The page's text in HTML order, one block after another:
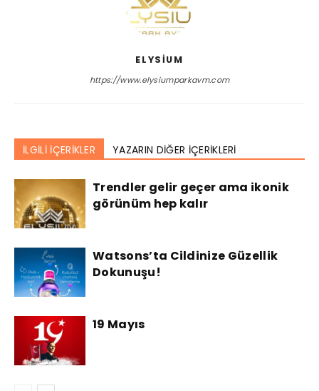
ELYSIUM
https://www.elysiumparkavm.com
İLGİLİ İÇERİKLER YAZARIN DİĞER İÇERİKLERİ
Trendler gelir geçer ama ikonik
görünüm hep kalır
Watsons’ta Cildinize Güzellik
Dokunuşu!
19 Mayıs